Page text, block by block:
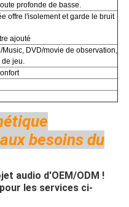
profonde de basse.
offre l'isolement et garde le bruit
ajouté
Music, DVD/movie de observation,
de jeu.
besoins du
audio d'OEM/ODM !
les services ci-